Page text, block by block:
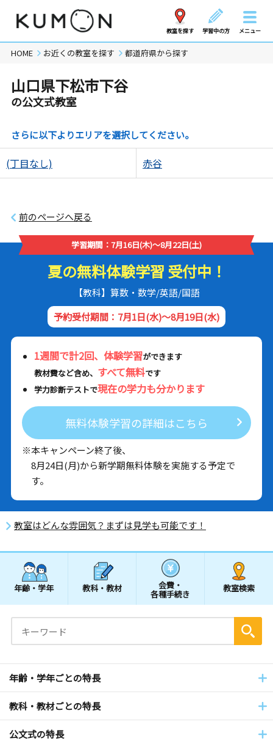
教室を探す 学習中の方 メニュー
HOME お近くの教室を探す 都道府県から探す
山口県下松市下谷
の公文式教室
さらに以下よりエリアを選択してください。
(丁目なし) 赤谷
前のページへ戻る
学習期間：7月16日(木)～8月22日(土)
夏の無料体験学習 受付中！
【教科】算数・数学/英語/国語
予約受付期間：7月1日(水)～8月19日(水)
1週間で計2回、体験学習ができます
教材費など含め、 すべて無料です
学力診断テストで現在の学力も分かります
無料体験学習の詳細はこちら
※本キャンペーン終了後、
8月24日(月)から新学期無料体験を実施する予定で
す。
教室はどんな雰囲気？まずは見学も可能です！
年齢・学年 教科・教材 会費・
各種手続き
教室検索
年齢・学年ごとの特長
教科・教材ごとの特長
公文式の特長